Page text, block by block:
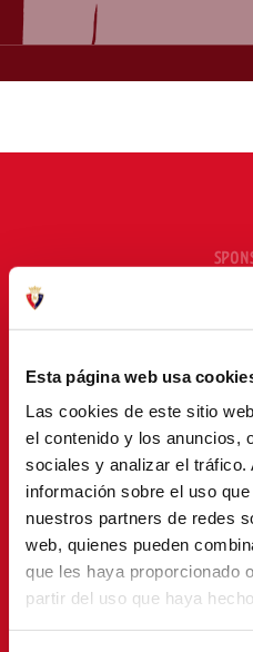
Esta página web usa
Las cookies de este sitio
el contenido y los anuncios,
sociales y analizar el tráfico.
información sobre el uso
nuestros partners de redes
web, quienes pueden
que les haya proporcionado
partir del uso que haya